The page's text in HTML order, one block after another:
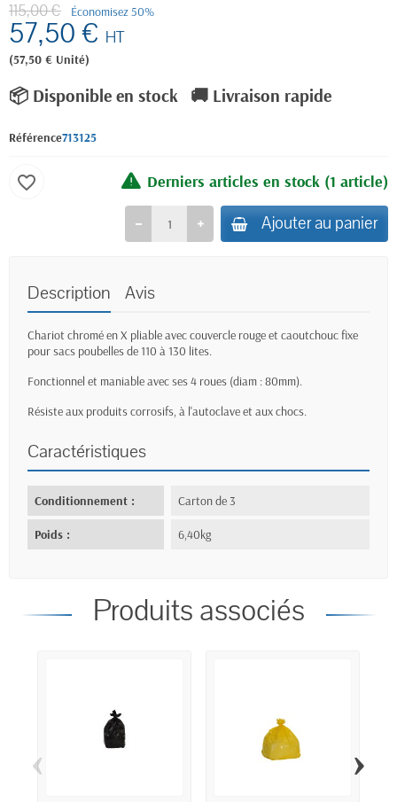
115,00 € Économisez 50%
57,50 € HT
(57,50 € Unité)
📦 Disponible en stock 🚚 Livraison rapide
Référence713125
Derniers articles en stock (1 article)
Ajouter au panier
favorite_border
Description Avis
Chariot chromé en X pliable avec couvercle rouge et caoutchouc fixe
pour sacs poubelles de 110 à 130 lites.
Fonctionnel et maniable avec ses 4 roues (diam : 80mm).
Résiste aux produits corrosifs, à l'autoclave et aux chocs.
Caractéristiques
Conditionnement : Carton de 3
Poids : 6,40kg
Produits associés
‹ ›